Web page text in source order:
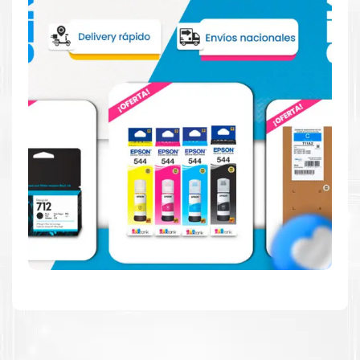
Hecho para ser fácil de usar
Simple y fácil de usar.